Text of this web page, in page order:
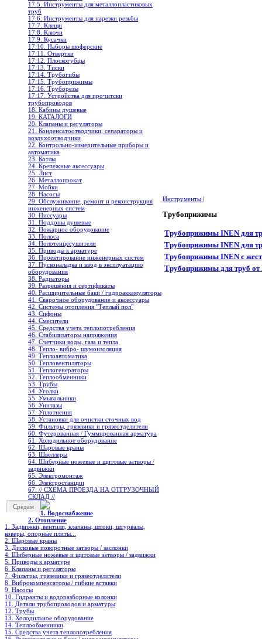
17.5. Инструменты для металлопластиковых
труб
17.6. Инструменты для нарезки резьбы
17.7. Клещи
17.8. Ключи
17.9. Кусачки
17.10. Наборы шоферские
17.11. Отвертки
17.12. Плоскогубцы
17.13. Тиски
17.14. Трубогибы
17.15. Трубоприжимы
17.16. Труборезы
17.17. Устройства для прочитски
трубопроводов
18. Кабины душевые
19. КАТАЛОГИ
20. Клапаны и регуляторы
21. Конденсатоотводчики, сепараторы и
воздухоотводчики
22. Контрольно-измерительные приборы и
автоматика
23. Котлы
24. Крепежные аксессуары
25. Лист
26. Металлопрокат
27. Мойки
28. Насосы
29. Обслуживание, ремонт и реконструкция
инженерных систем
30. Писсуары
31. Поддоны душевые
32. Пожарное оборудование
33. Полоса
34. Полотенцесушители
35. Приводы к арматуре
36. Проектирование инженерных систем
37. Пусконаладка и ввод в эксплуатацию
оборудования
38. Радиаторы
39. Разрешения и сертификаты
40. Расширительные баки / гидроаккамуляторы
41. Сварочное оборудование и аксессуары
42. Системы отопления "Теплый пол"
43. Сифоны
44. Смесители
45. Средства учета теплопотребления
46. Стабилизаторы напряжения
47. Счетчики воды, газа и тепла
48. Тепло- вибро- шумоизоляция
49. Теплоавтоматика
50. Тепловентиляторы
51. Теплогенераторы
52. Теплообменники
53. Трубы
54. Уголки
55. Умывальники
56. Унитазы
57. Уплотнения
58. Установки для очистки сточных вод
59. Фильтры, грязевики и грязеотделители
60. Футерованная / Гуммированная арматура
61. Холодильное oборудование
62. Шаровые краны
63. Швеллеры
64. Шиберные ножевые и щитовые затворы /
задвижки
65. Электромонтаж
66. Электростанции
67. // СХЕМА ПРОЕЗДА НА ОТГРУЗОЧНЫЙ
СКЛАД //
Средам
1. Водоснабжение
2. Отопление
1. Задвижки, вентили, клапаны, штоки, штурвалы,
коверы, опорные плиты...
2. Шаровые краны
3. Дисковые поворотные затворы / заслонки
4. Шиберные ножевые и щитовые затворы / задвижки
5. Приводы к арматуре
6. Клапаны и регуляторы
7. Фильтры, грязевики и грязеотделители
8. Виброкомпенсаторы / гибкие вставки
9. Насосы
10. Гидранты и водоразборные колонки
11. Детали трубопроводов и арматуры
12. Трубы
13. Холодильное oборудование
14. Теплообменники
15. Средства учета теплопотребления
Инструменты |
Трубоприжимы
Трубоприжимы INEN для
Трубоприжимы INEN для
Трубоприжимы INEN с
Трубоприжимы для труб